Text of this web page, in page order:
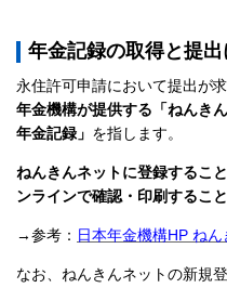
年金記録の取得と提
永住許可申請において提出が
年金機構が提供する「ねんき
年金記録」 を指します。
ねんきんネットに登録するこ
ンラインで確認・印刷すること
→参考： 日本年金機構HP ねん
なお、ねんきんネットの新規